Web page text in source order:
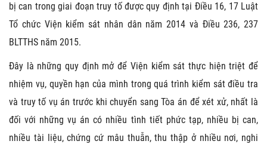
bị can trong giai đoạn truy tố được quy định tại Điều 16, 17 Luật
Tổ chức Viện kiểm sát nhân dân năm 2014 và Điều 236, 237
BLTTHS năm 2015.
Đây là những quy định mở để Viện kiểm sát thực hiện triệt để
nhiệm vụ, quyền hạn của mình trong quá trình kiểm sát điều tra
và truy tố vụ án trước khi chuyển sang Tòa án để xét xử, nhất là
đối với những vụ án có nhiều tình tiết phức tạp, nhiều bị can,
nhiều tài liệu, chứng cứ mâu thuẫn, thu thập ở nhiều nơi, nghi